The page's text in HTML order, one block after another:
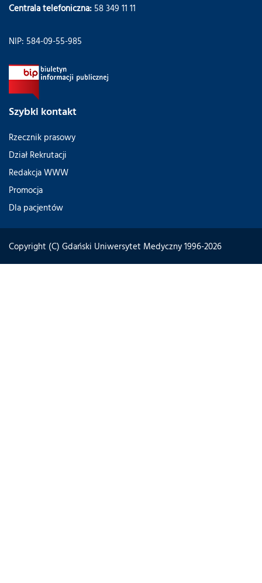
Centrala telefoniczna: 58 349 11 11
NIP: 584-09-55-985
Szybki kontakt
Rzecznik prasowy
Dział Rekrutacji
Redakcja WWW
Promocja
Dla pacjentów
Copyright (C) Gdański Uniwersytet Medyczny 1996-2026